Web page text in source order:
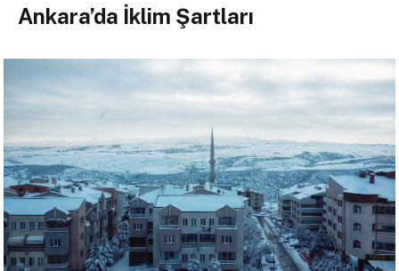
Ankara’da İklim Şartları